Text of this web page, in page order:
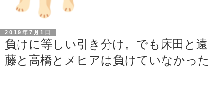
2019年7月1日
負けに等しい引き分け。でも床田と遠
藤と高橋とメヒアは負けていなかった